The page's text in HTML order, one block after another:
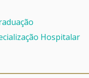
Hospitalar